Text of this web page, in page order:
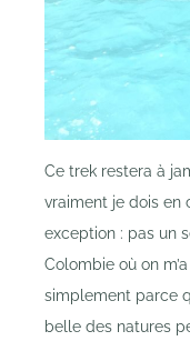
Ce trek restera à
vraiment je dois en
exception : pas un
Colombie où on
simplement parce
belle des natures